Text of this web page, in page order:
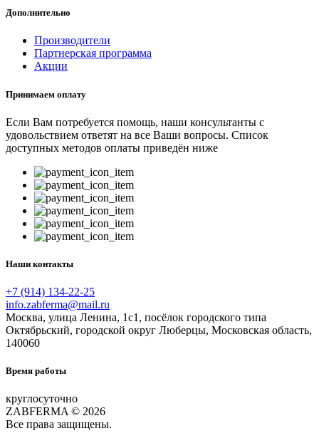
Дополнительно
Производители
Партнерская программа
Акции
Принимаем оплату
Если Вам потребуется помощь, наши консультанты с
удовольствием ответят на все Ваши вопросы. Список
доступных методов оплаты приведён ниже
Наши контакты
+7 (914) 134-22-25
info.zabferma@mail.ru
Москва, улица Ленина, 1с1, посёлок городского типа
Октябрьский, городской округ Люберцы, Московская область,
140060
Время работы
круглосуточно
ZABFERMA © 2026
Все права защищены.